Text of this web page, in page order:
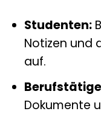
Studenten:
Notizen und
auf.
Dokumente